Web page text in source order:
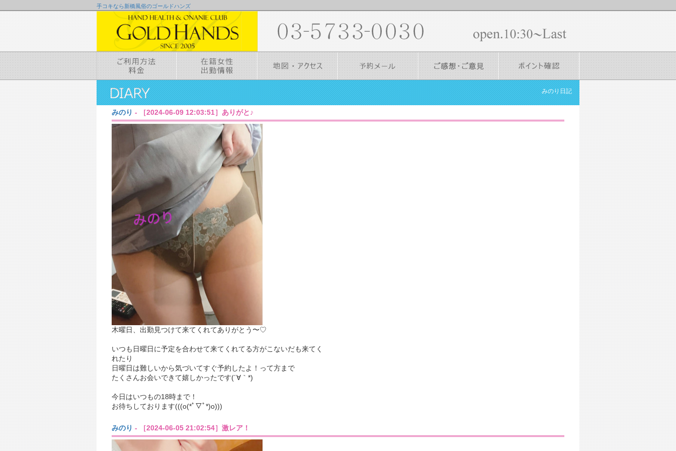
手コキなら新橋風俗のゴールドハンズ
みのり日記
みのり - ［2024-06-09 12:03:51］ありがと♪
木曜日、出勤見つけて来てくれてありがとう〜♡
いつも日曜日に予定を合わせて来てくれてる方がこないだも来てく
れたり
日曜日は難しいから気づいてすぐ予約したよ！って方まで
たくさんお会いできて嬉しかったです(´∀｀*)
今日はいつもの18時まで！
お待ちしております(((o(*ﾟ▽ﾟ*)o)))
みのり - ［2024-06-05 21:02:54］激レア！